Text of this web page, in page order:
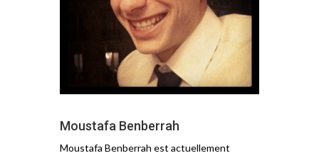
Moustafa Benberrah
Moustafa Benberrah est actuellement